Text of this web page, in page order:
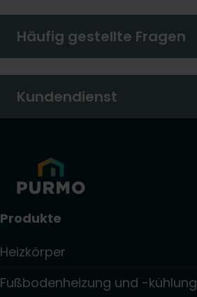
Häufig gestellte Fragen
Kundendienst
Produkte
Heizkörper
Fußbodenheizung und -kühlung